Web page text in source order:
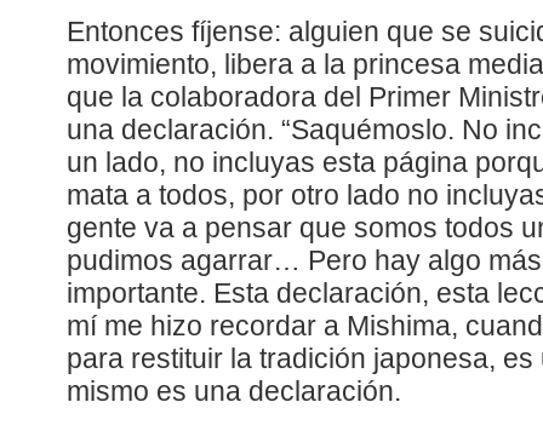
Entonces fíjense: alguien que se
movimiento, libera a la princesa
que la colaboradora del Primer
una declaración. “Saquémoslo. No
un lado, no incluyas esta página
mata a todos, por otro lado no
gente va a pensar que somos todos
pudimos agarrar… Pero hay algo
importante. Esta declaración, esta
mí me hizo recordar a Mishima,
para restituir la tradición japonesa,
mismo es una declaración.